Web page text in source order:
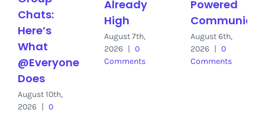
Chats:
Here’s
What
@Everyone
Does
August 10th,
2026 | 0
Already
High
August 7th,
2026 | 0
Comments
Powered
August 6th,
2026 | 0
Comments